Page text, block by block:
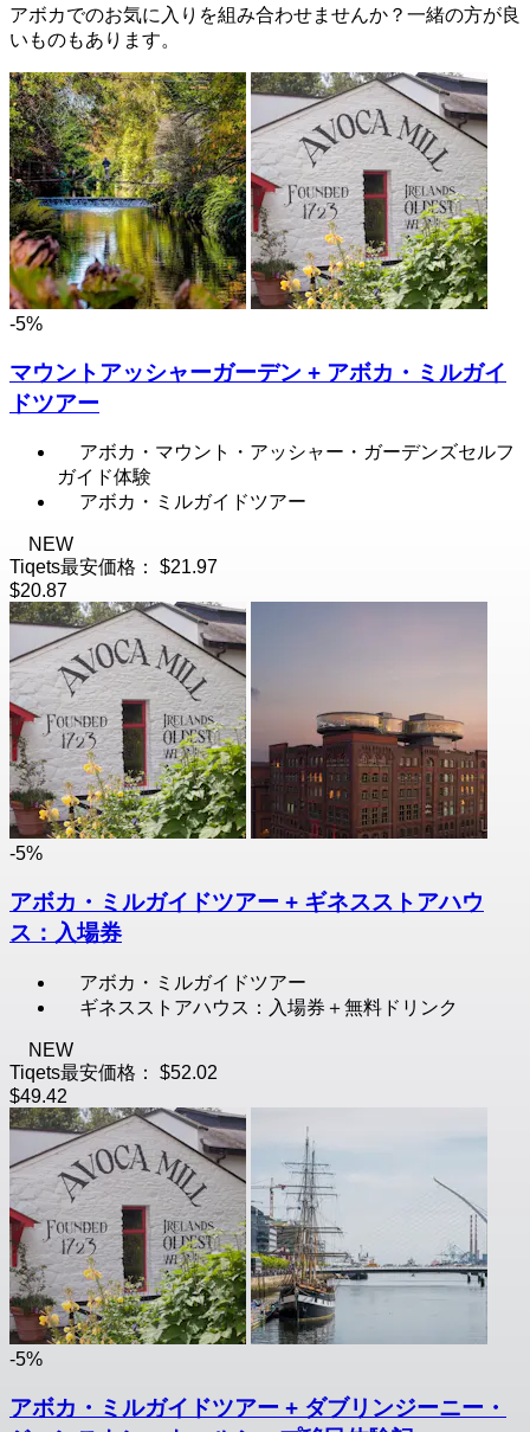
アボカでのお気に入りを組み合わせませんか？一緒の方が良
いものもあります。
-5%
マウントアッシャーガーデン + アボカ・ミルガイ
ドツアー
アボカ・マウント・アッシャー・ガーデンズセルフ
ガイド体験
アボカ・ミルガイドツアー
NEW
Tiqets最安価格：
$21.97
$20.87
-5%
アボカ・ミルガイドツアー + ギネスストアハウ
ス：入場券
アボカ・ミルガイドツアー
ギネスストアハウス：入場券＋無料ドリンク
NEW
Tiqets最安価格：
$52.02
$49.42
-5%
アボカ・ミルガイドツアー + ダブリンジーニー・